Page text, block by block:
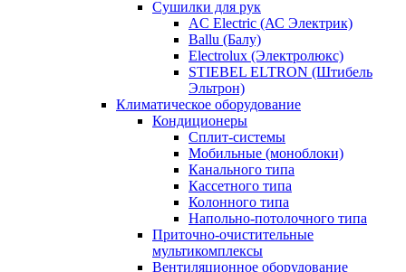
Сушилки для рук
AC Electric (АС Электрик)
Ballu (Балу)
Electrolux (Электролюкс)
STIEBEL ELTRON (Штибель
Эльтрон)
Климатическое оборудование
Кондиционеры
Сплит-системы
Мобильные (моноблоки)
Канального типа
Кассетного типа
Колонного типа
Напольно-потолочного типа
Приточно-очистительные
мультикомплексы
Вентиляционное оборудование